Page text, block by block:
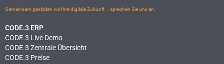
Gemeinsam gestalten wir Ihre digitale Zukunft – sprechen Sie uns an.
CODE.3 ERP
CODE.3 Live Demo
CODE.3 Zentrale Übersicht
CODE.3 Preise